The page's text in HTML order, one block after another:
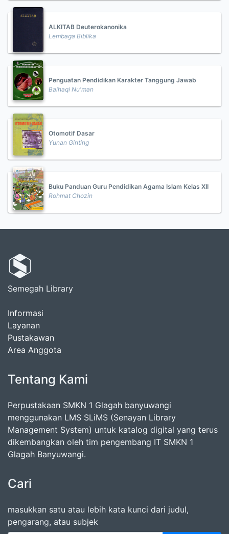
ALKITAB Deuterokanonika
Lembaga Biblika
Penguatan Pendidikan Karakter Tanggung Jawab
Baihaqi Nu'man
Otomotif Dasar
Yunan Ginting
Buku Panduan Guru Pendidikan Agama Islam Kelas XII
Rohmat Chozin
Semegah Library
Informasi
Layanan
Pustakawan
Area Anggota
Tentang Kami
Perpustakaan SMKN 1 Glagah banyuwangi
menggunakan LMS SLiMS (Senayan Library
Management System) untuk katalog digital yang terus
dikembangkan oleh tim pengembang IT SMKN 1
Glagah Banyuwangi.
Cari
masukkan satu atau lebih kata kunci dari judul,
pengarang, atau subjek